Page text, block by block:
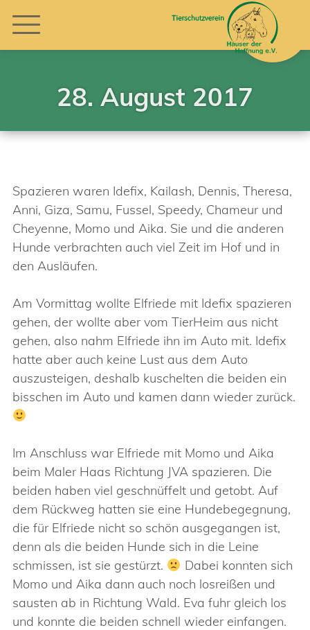
28. August 2017
Spazieren waren Idefix, Kailash, Dennis, Theresa,
Anni, Giza, Samu, Fussel, Speedy, Chameur und
Cheyenne, Momo und Aika. Sie und die anderen
Hunde verbrachten auch viel Zeit im Hof und in
den Ausläufen.
Am Vormittag wollte Elfriede mit Idefix spazieren
gehen, der wollte aber vom TierHeim aus nicht
gehen, also nahm Elfriede ihn im Auto mit. Idefix
hatte aber auch keine Lust aus dem Auto
auszusteigen, deshalb kuschelten die beiden ein
bisschen im Auto und kamen dann wieder zurück.
Im Anschluss war Elfriede mit Momo und Aika
beim Maler Haas Richtung JVA spazieren. Die
beiden haben viel geschnüffelt und getobt. Auf
dem Rückweg hatten sie eine Hundebegegnung,
die für Elfriede nicht so schön ausgegangen ist,
denn als die beiden Hunde sich in die Leine
schmissen, ist sie gestürzt.
Dabei konnten sich
Momo und Aika dann auch noch losreißen und
sausten ab in Richtung Wald. Eva fuhr gleich los
und konnte die beiden schnell wieder einfangen.